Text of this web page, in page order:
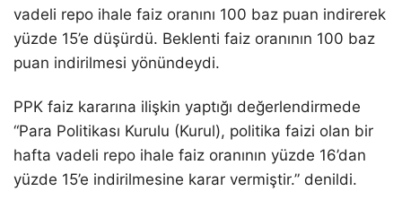
vadeli repo ihale faiz oranını 100 baz puan indirerek
yüzde 15’e düşürdü. Beklenti faiz oranının 100 baz
puan indirilmesi yönündeydi.
PPK faiz kararına ilişkin yaptığı değerlendirmede
“Para Politikası Kurulu (Kurul), politika faizi olan bir
hafta vadeli repo ihale faiz oranının yüzde 16’dan
yüzde 15’e indirilmesine karar vermiştir.” denildi.